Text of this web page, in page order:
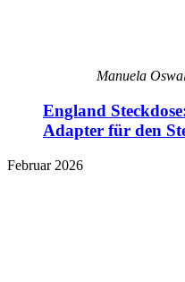
Manuela
England
Adapter für den
Februar 2026